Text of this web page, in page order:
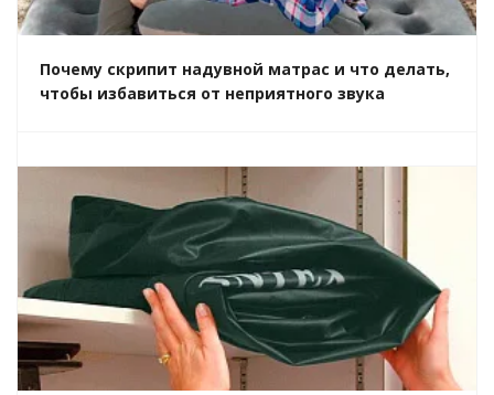
Почему скрипит надувной матрас и что делать,
чтобы избавиться от неприятного звука